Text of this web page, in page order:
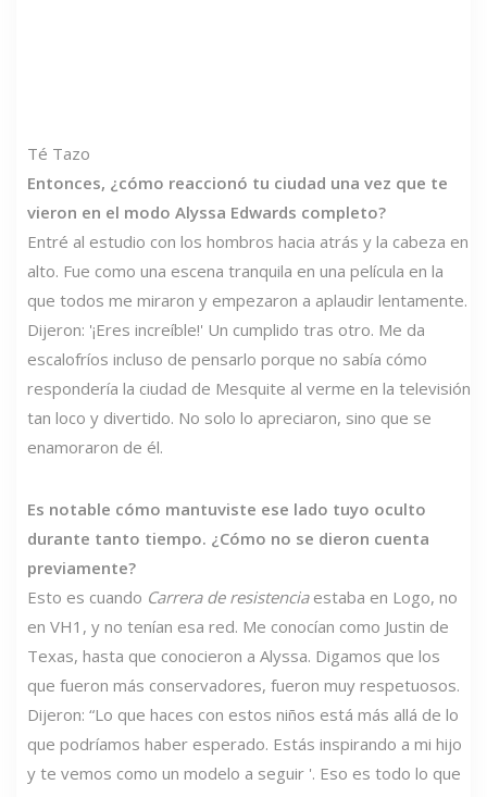
Té Tazo
Entonces, ¿cómo reaccionó tu ciudad una vez que te
vieron en el modo Alyssa Edwards completo?
Entré al estudio con los hombros hacia atrás y la cabeza en
alto. Fue como una escena tranquila en una película en la
que todos me miraron y empezaron a aplaudir lentamente.
Dijeron: '¡Eres increíble!' Un cumplido tras otro. Me da
escalofríos incluso de pensarlo porque no sabía cómo
respondería la ciudad de Mesquite al verme en la televisión
tan loco y divertido. No solo lo apreciaron, sino que se
enamoraron de él.
Es notable cómo mantuviste ese lado tuyo oculto
durante tanto tiempo. ¿Cómo no se dieron cuenta
previamente?
Esto es cuando Carrera de resistenciaestaba en Logo, no
en VH1, y no tenían esa red. Me conocían como Justin de
Texas, hasta que conocieron a Alyssa. Digamos que los
que fueron más conservadores, fueron muy respetuosos.
Dijeron: “Lo que haces con estos niños está más allá de lo
que podríamos haber esperado. Estás inspirando a mi hijo
y te vemos como un modelo a seguir '. Eso es todo lo que